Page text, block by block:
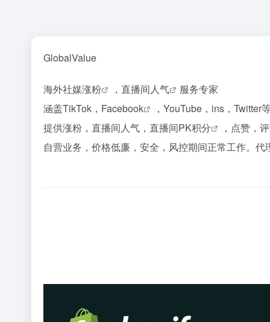
GlobalValue
海外社媒涨粉 ， 直播间人气
服务专家
涵盖TikTok， Facebook
，YouTube，ins，Twitter
提供涨粉，直播间人气， 直播间PK积分
，点赞，
自营业务，价格低廉，安全，风控期间正常工作。